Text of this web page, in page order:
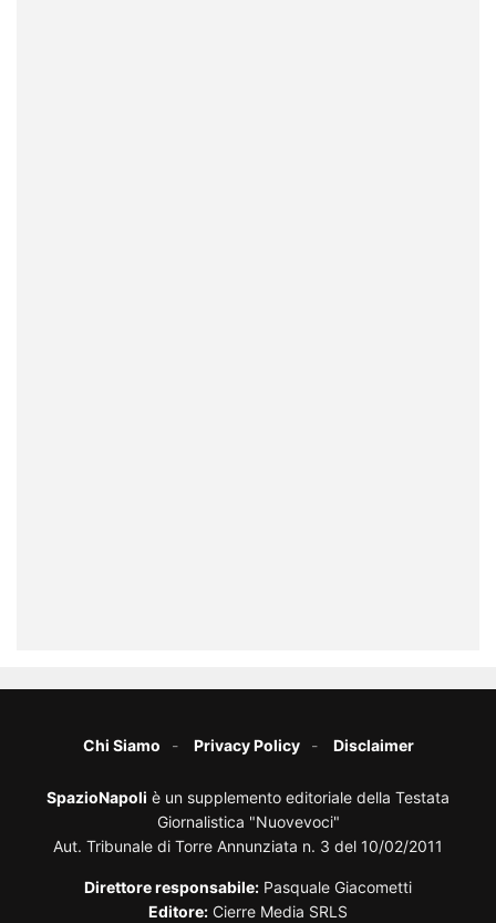
Chi Siamo Privacy Policy Disclaimer
SpazioNapoli è un supplemento editoriale della Testata
Giornalistica "Nuovevoci"
Aut. Tribunale di Torre Annunziata n. 3 del 10/02/2011
Direttore responsabile: Pasquale Giacometti
Editore: Cierre Media SRLS